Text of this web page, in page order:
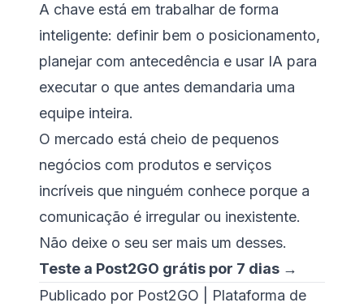
A chave está em trabalhar de forma
inteligente: definir bem o posicionamento,
planejar com antecedência e usar IA para
executar o que antes demandaria uma
equipe inteira.
O mercado está cheio de pequenos
negócios com produtos e serviços
incríveis que ninguém conhece porque a
comunicação é irregular ou inexistente.
Não deixe o seu ser mais um desses.
Teste a Post2GO grátis por 7 dias →
Publicado por Post2GO | Plataforma de